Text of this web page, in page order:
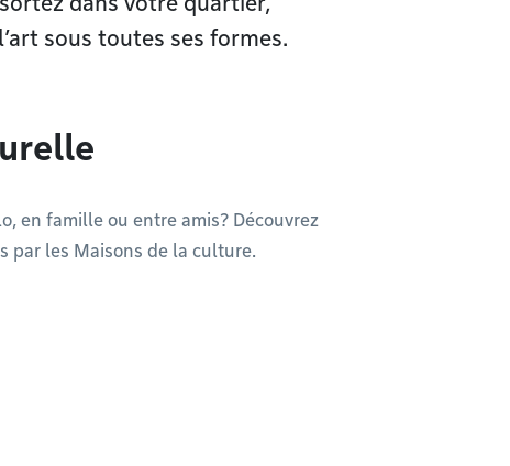
sous toutes ses formes.
en famille ou entre amis? Découvrez
par les Maisons de la culture.